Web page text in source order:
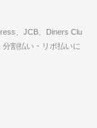
、JCB、Diners Clu
割払い・リボ払いに